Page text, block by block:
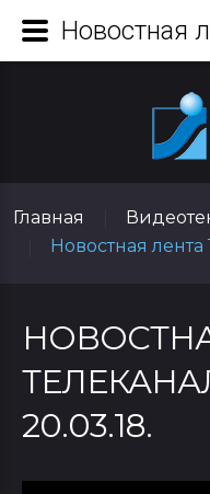
Главная
Новостная лента
20.03.18.